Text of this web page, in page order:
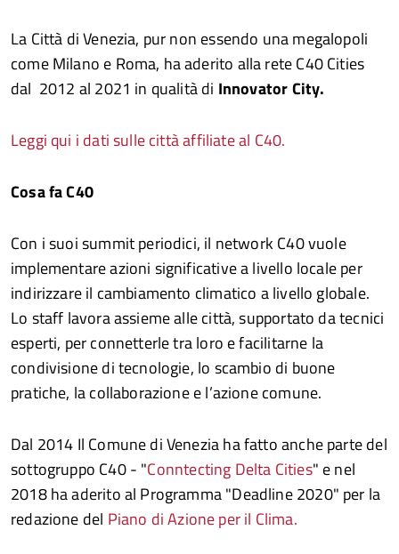
La Città di Venezia, pur non essendo una megalopoli
come Milano e Roma, ha aderito alla rete C40 Cities
dal 2012 al 2021 in qualità di Innovator City.
Leggi qui i dati sulle città affiliate al C40.
Cosa fa C40
Con i suoi summit periodici, il network C40 vuole
implementare azioni significative a livello locale per
indirizzare il cambiamento climatico a livello globale.
Lo staff lavora assieme alle città, supportato da tecnici
esperti, per connetterle tra loro e facilitarne la
condivisione di tecnologie, lo scambio di buone
pratiche, la collaborazione e l’azione comune.
Dal 2014 Il Comune di Venezia ha fatto anche parte del
sottogruppo C40 - "Conntecting Delta Cities" e nel
2018 ha aderito al Programma "Deadline 2020" per la
redazione del Piano di Azione per il Clima.